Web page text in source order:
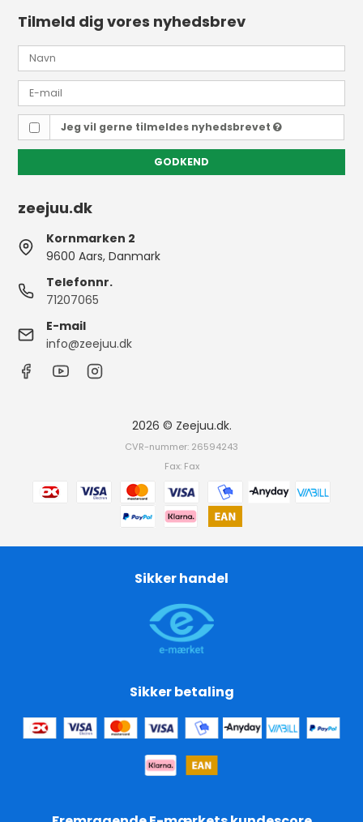
Tilmeld dig vores nyhedsbrev
Jeg vil gerne tilmeldes nyhedsbrevet
GODKEND
zeejuu.dk
Kornmarken 2
9600 Aars, Danmark
Telefonnr.
71207065
E-mail
info@zeejuu.dk
2026 © Zeejuu.dk.
CVR-nummer: 26594243
Fax: Fax
Sikker handel
Sikker betaling